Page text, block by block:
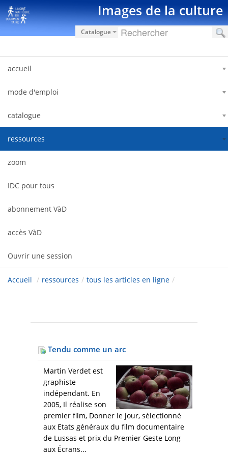
Saut au contenu Images de la culture
Catalogue
accueil
mode d'emploi
catalogue
ressources
zoom
IDC pour tous
abonnement VàD
accès VàD
Ouvrir une session
Accueil / ressources / tous les articles en ligne /
Tendu comme un arc
Martin Verdet est
graphiste
indépendant. En
2005, Il réalise son
premier film, Donner le jour, sélectionné
aux Etats généraux du film documentaire
de Lussas et prix du Premier Geste Long
aux Écrans...